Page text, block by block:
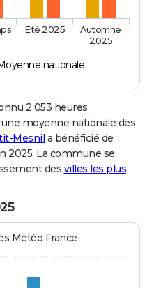
nationale
Eté 2025
Automne
2025
2 053 heures
moyenne nationale des
Mesnil a bénéficié de
2025. La commune se
des villes les plus
Météo France